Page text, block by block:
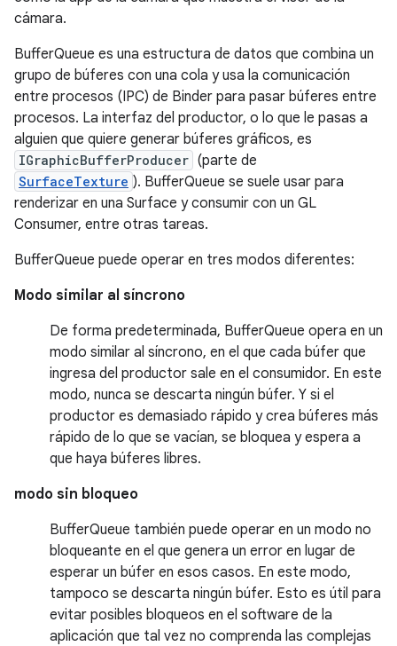
cámara.
BufferQueue es una estructura de datos que combina un
grupo de búferes con una cola y usa la comunicación
entre procesos (IPC) de Binder para pasar búferes entre
procesos. La interfaz del productor, o lo que le pasas a
alguien que quiere generar búferes gráficos, es
IGraphicBufferProducer (parte de
SurfaceTexture ). BufferQueue se suele usar para
renderizar en una Surface y consumir con un GL
Consumer, entre otras tareas.
BufferQueue puede operar en tres modos diferentes:
Modo similar al síncrono
De forma predeterminada, BufferQueue opera en un
modo similar al síncrono, en el que cada búfer que
ingresa del productor sale en el consumidor. En este
modo, nunca se descarta ningún búfer. Y si el
productor es demasiado rápido y crea búferes más
rápido de lo que se vacían, se bloquea y espera a
que haya búferes libres.
modo sin bloqueo
BufferQueue también puede operar en un modo no
bloqueante en el que genera un error en lugar de
esperar un búfer en esos casos. En este modo,
tampoco se descarta ningún búfer. Esto es útil para
evitar posibles bloqueos en el software de la
aplicación que tal vez no comprenda las complejas